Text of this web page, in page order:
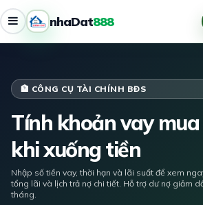
nhaDat888
🏦 CÔNG CỤ TÀI CHÍNH BĐS
Tính khoản vay
khi xuống tiền
Nhập số tiền vay, thời hạn và lãi suất để xem
tổng lãi và lịch trả nợ chi tiết. Hỗ trợ dư nợ giảm
tháng.